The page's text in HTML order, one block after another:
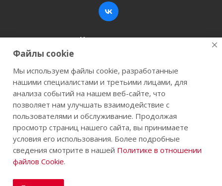
Наши контакты
+7 (846) 200-05-15
г. Самара, ул. Заводское шоссе, 17
2026 © Строй-К.рф. Сайт не является публичной
офертой.
Файлы cookie
Мы используем файлы cookie, разработанные
нашими специалистами и третьими лицами, для
анализа событий на нашем веб-сайте, что
позволяет нам улучшать взаимодействие с
пользователями и обслуживание. Продолжая
просмотр страниц нашего сайта, вы принимаете
условия его использования. Более подробные
сведения смотрите в нашей Политике в отношении
файлов Cookie.